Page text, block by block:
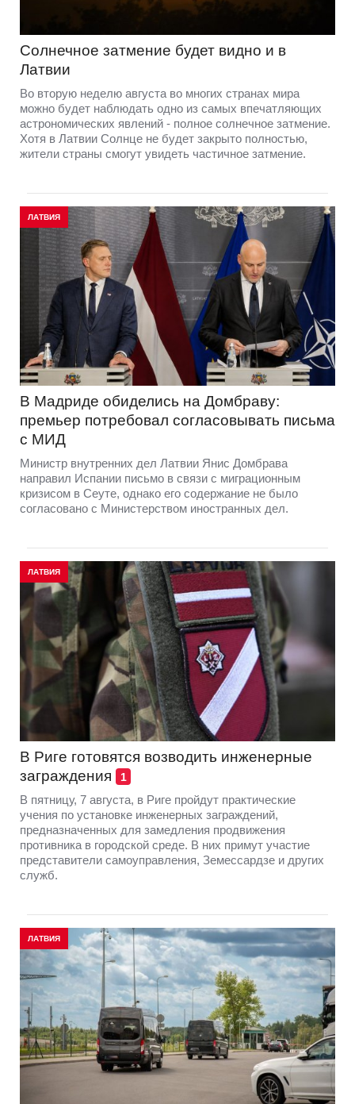
Солнечное затмение будет видно и в
Латвии
Во вторую неделю августа во многих странах мира
можно будет наблюдать одно из самых впечатляющих
астрономических явлений - полное солнечное затмение.
Хотя в Латвии Солнце не будет закрыто полностью,
жители страны смогут увидеть частичное затмение.
ЛАТВИЯ
В Мадриде обиделись на Домбраву:
премьер потребовал согласовывать письма
с МИД
Министр внутренних дел Латвии Янис Домбрава
направил Испании письмо в связи с миграционным
кризисом в Сеуте, однако его содержание не было
согласовано с Министерством иностранных дел.
ЛАТВИЯ
В Риге готовятся возводить инженерные
заграждения
1
В пятницу, 7 августа, в Риге пройдут практические
учения по установке инженерных заграждений,
предназначенных для замедления продвижения
противника в городской среде. В них примут участие
представители самоуправления, Земессардзе и других
служб.
ЛАТВИЯ